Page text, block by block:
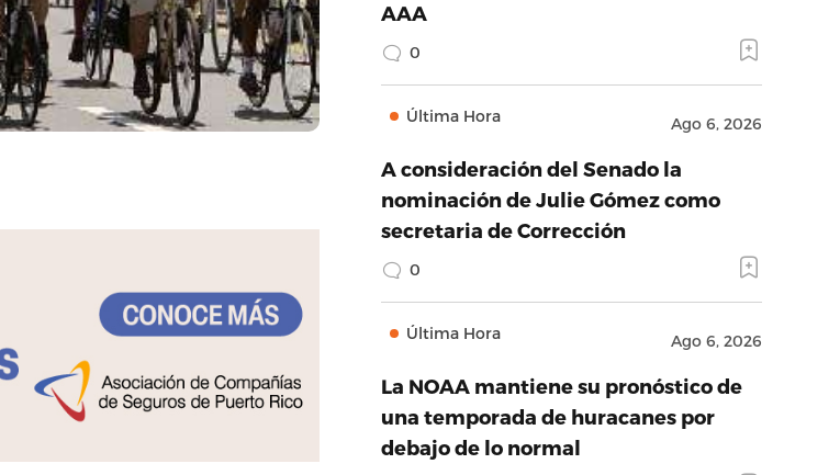
AAA
0
Última Hora Ago 6, 2026
A consideración del Senado la
nominación de Julie Gómez como
secretaria de Corrección
0
Última Hora Ago 6, 2026
La NOAA mantiene su pronóstico de
una temporada de huracanes por
debajo de lo normal